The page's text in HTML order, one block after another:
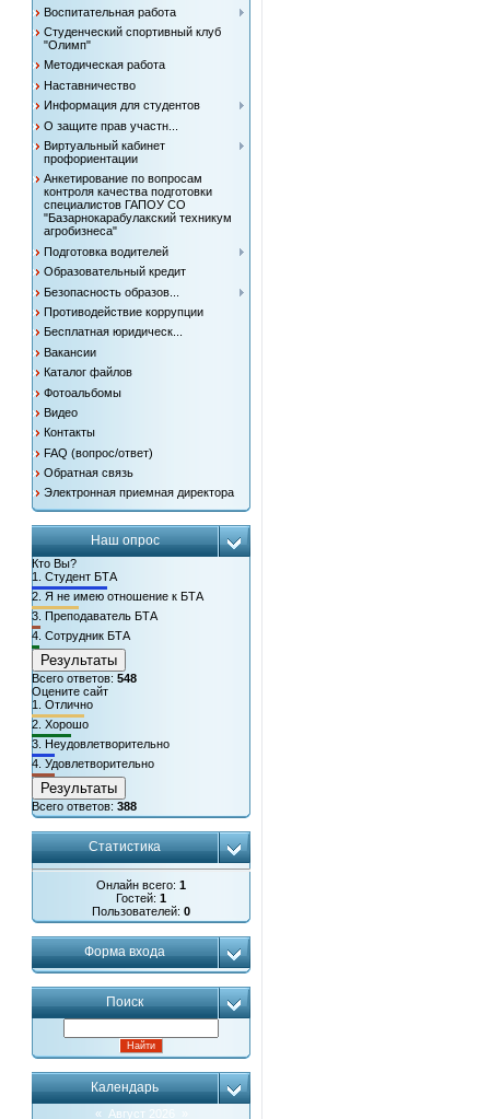
Воспитательная работа
Студенческий спортивный клуб
"Олимп"
Методическая работа
Наставничество
Информация для студентов
О защите прав участн...
Виртуальный кабинет
профориентации
Анкетирование по вопросам
контроля качества подготовки
специалистов ГАПОУ СО
"Базарнокарабулакский техникум
агробизнеса"
Подготовка водителей
Образовательный кредит
Безопасность образов...
Противодействие коррупции
Бесплатная юридическ...
Вакансии
Каталог файлов
Фотоальбомы
Видео
Контакты
FAQ (вопрос/ответ)
Обратная связь
Электронная приемная директора
Наш опрос
Кто Вы?
1.Студент БТА
2.Я не имею отношение к БТА
3.Преподаватель БТА
4.Сотрудник БТА
Результаты
Всего ответов:548
Оцените сайт
1.Отлично
2.Хорошо
3. Неудовлетворительно
4.Удовлетворительно
Результаты
Всего ответов:388
Статистика
Онлайн всего:1
Гостей:1
Пользователей:0
Форма входа
Поиск
Календарь
« Август 2026